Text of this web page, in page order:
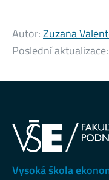
Autor:Zuzana
Poslední aktualizace:
Vysoká škola